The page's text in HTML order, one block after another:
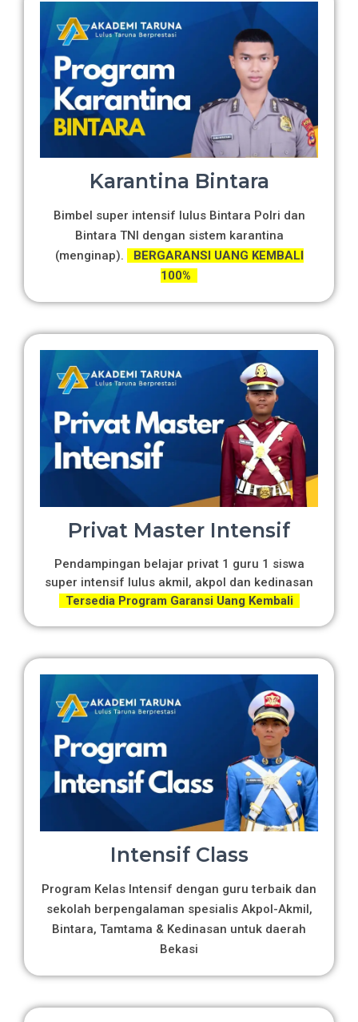
Karantina Bintara
Bimbel super intensif lulus Bintara Polri dan
Bintara TNI dengan sistem karantina
(menginap).
BERGARANSI UANG KEMBALI
100%
Privat Master Intensif
Pendampingan belajar privat 1 guru 1 siswa
super intensif lulus akmil, akpol dan kedinasan
Tersedia Program Garansi Uang Kembali
Intensif Class
Program Kelas Intensif dengan guru terbaik dan
sekolah berpengalaman spesialis Akpol-Akmil,
Bintara, Tamtama & Kedinasan untuk daerah
Bekasi